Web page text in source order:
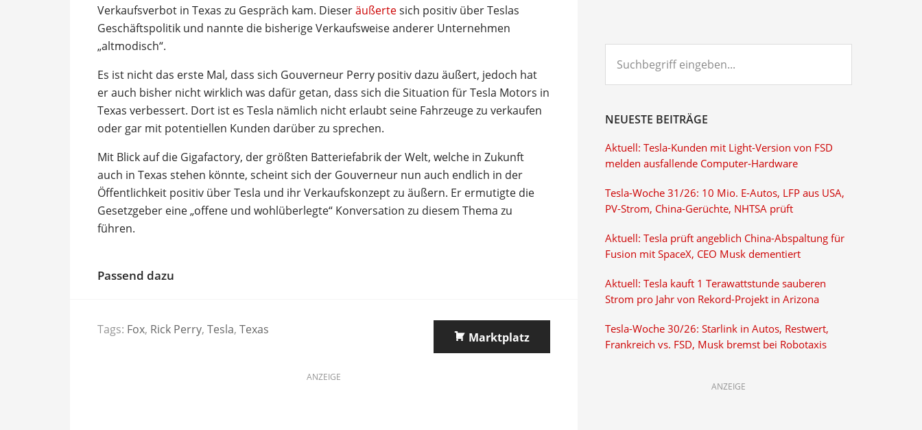
Verkaufsverbot in Texas zu Gespräch kam. Dieseräußertesich positiv über Teslas
Geschäftspolitik und nannte die bisherige Verkaufsweise anderer Unternehmen
„altmodisch“.
Es ist nicht das erste Mal, dass sich Gouverneur Perry positiv dazu äußert, jedoch hat
er auch bisher nicht wirklich was dafür getan, dass sich die Situation für Tesla Motors in
Texas verbessert. Dort ist es Tesla nämlich nicht erlaubt seine Fahrzeuge zu verkaufen
oder gar mit potentiellen Kunden darüber zu sprechen.
Mit Blick auf die Gigafactory, der größten Batteriefabrik der Welt, welche in Zukunft
auch in Texas stehen könnte, scheint sich der Gouverneur nun auch endlich in der
Öffentlichkeit positiv über Tesla und ihr Verkaufskonzept zu äußern. Er ermutigte die
Gesetzgeber eine „offene und wohlüberlegte“ Konversation zu diesem Thema zu
führen.
Passend dazu
Tags: Fox, Rick Perry, Tesla, Texas
Marktplatz
ANZEIGE
eingeben...
NEUESTE BEITRÄGE
Aktuell: Tesla-Kunden mit Light-Version von FSD
melden ausfallende Computer-Hardware
Tesla-Woche 31/26: 10 Mio. E-Autos, LFP aus USA,
PV-Strom, China-Gerüchte, NHTSA prüft
Aktuell: Tesla prüft angeblich China-Abspaltung für
Fusion mit SpaceX, CEO Musk dementiert
Aktuell: Tesla kauft 1 Terawattstunde sauberen
Strom pro Jahr von Rekord-Projekt in Arizona
Tesla-Woche 30/26: Starlink in Autos, Restwert,
Frankreich vs. FSD, Musk bremst bei Robotaxis
ANZEIGE